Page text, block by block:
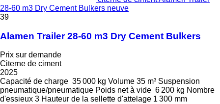
28-60 m3 Dry Cement Bulkers neuve
39
Alamen Trailer 28-60 m3 Dry Cement Bulkers
Prix sur demande
Citerne de ciment
2025
Capacité de charge 35 000 kg Volume 35 m³ Suspension
pneumatique/pneumatique Poids net à vide 6 200 kg Nombre
d'essieux 3 Hauteur de la sellette d'attelage 1 300 mm